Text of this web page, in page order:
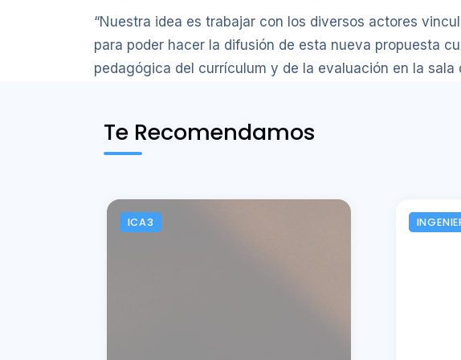
“Nuestra idea es trabajar con los diversos actores
para poder hacer la difusión de esta nueva propuesta
pedagógica del currículum y de la evaluación en la sala
Te Recomendamos
ICA3